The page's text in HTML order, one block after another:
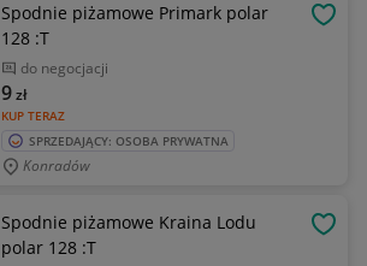
Spodnie piżamowe Primark polar
128 :T
do negocjacji
KUP TERAZ
9zł
SPRZEDAJĄCY: OSOBA PRYWATNA
Konradów
Spodnie piżamowe Kraina Lodu
polar 128 :T